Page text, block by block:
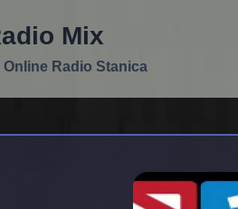
Mix
Online Radio Stanica